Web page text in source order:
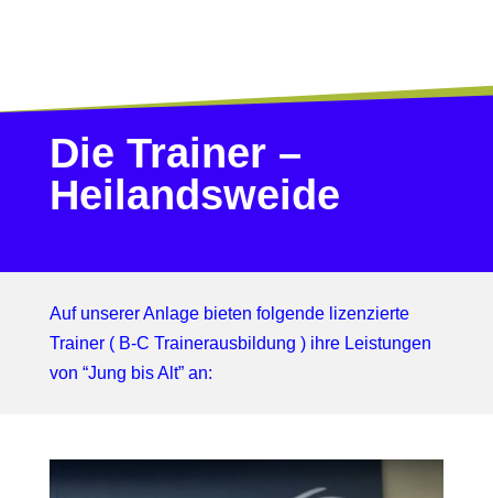
Die Trainer –
Heilandsweide
Auf unserer Anlage bieten folgende lizenzierte
Trainer ( B-C Trainerausbildung ) ihre Leistungen
von “Jung bis Alt” an: